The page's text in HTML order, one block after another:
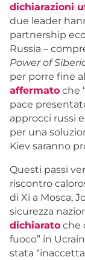
dichiarazioni
due leader
partnership
Russia –
Power of
per porre fine
affermato che
pace
approcci russi
per una
Kiev saranno
Questi passi
riscontro
di Xi a Mosca,
sicurezza
dichiarato che
fuoco” in
stata